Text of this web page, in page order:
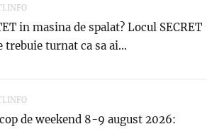
in masina de spalat? Locul SECRET
trebuie turnat ca sa ai...
de weekend 8-9 august 2026: